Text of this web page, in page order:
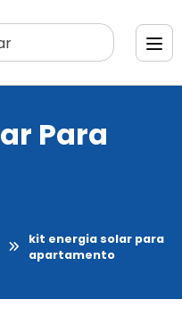
Para
kit energia solar para
apartamento